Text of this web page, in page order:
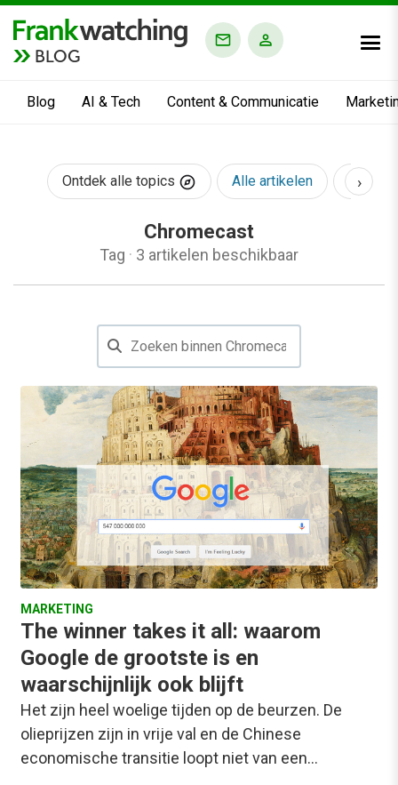
BLOG
Blog AI & Tech Content & Communicatie
Ontdek alle topics Alle artikelen AI &
›
Chromecast
Tag · 3 artikelen beschikbaar
MARKETING
The winner takes it all: waarom
Google de grootste is en
waarschijnlijk ook blijft
Het zijn heel woelige tijden op de beurzen. De
olieprijzen zijn in vrije val en de Chinese
economische transitie loopt niet van een…